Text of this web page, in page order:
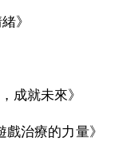
》
成就未來》
治療的力量》